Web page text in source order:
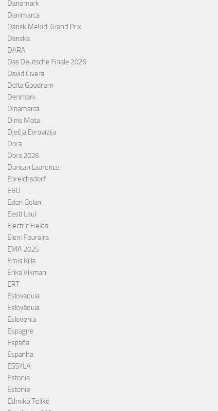
Danemark
Danimarca
Dansk Melodi Grand Prix
Danska
DARA
Das Deutsche Finale 2026
David Civera
Delta Goodrem
Denmark
Dinamarca
Dinis Mota
Dječja Evrovizija
Dora
Dora 2026
Duncan Laurence
Ebreichsdorf
EBU
Eden Golan
Eesti Laul
Electric Fields
Eleni Foureira
EMA 2025
Emis Killa
Erika Vikman
ERT
Eslovaquia
Eslováquia
Eslovenia
Espagne
España
Espanha
ESSYLA
Estonia
Estonie
Ethnikó Telikó